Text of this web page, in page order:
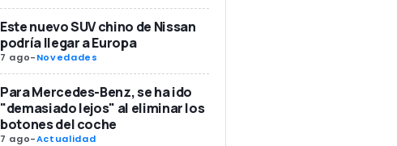
Este nuevo SUV chino de Nissan
podría llegar a Europa
7 ago-Novedades
Para Mercedes-Benz, se ha ido
"demasiado lejos" al eliminar los
botones del coche
7 ago-Actualidad